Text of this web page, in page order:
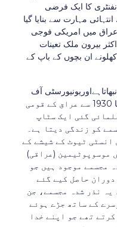
کا ایک فرضی
مہارت سے بنایا گیا
عراق میں امریکی فوجی
بیرون ملک تعینات
کھلونے ان بچوں کے باپ کے
آف
شکاگوکےاوریئنٹل انسٹی ٹیوٹ، جس کا 1930 سے عراق کے قومی
گئی ایک سٹاپ
کو زندگی دیتا ہے۔
انسٹی ٹیوٹ کے شیشے کے
موسوپوٹیمین (عراقی)
مجسمے موجود ہیں جو
حاصل کیے گئے
یہ نذر شدہ مجسمے، جن
کے ساتھ جڑے ہوئے
تھے جو اپنے خدا